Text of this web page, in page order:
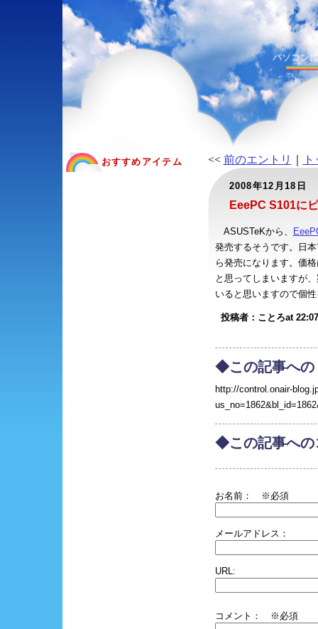
パソコン
おすすめアイテム << 前のエントリ
2008年12月18日
EeePC S101に
ASUSTeKから、
発売するそうです。日
ら発売になります。価
と思ってしまいますが
いると思いますので個
投稿者：ことろat
◆この記事への
http://control.onair-
◆この記事への
お名前： ※必須
メールアドレス：
URL:
コメント： ※必須